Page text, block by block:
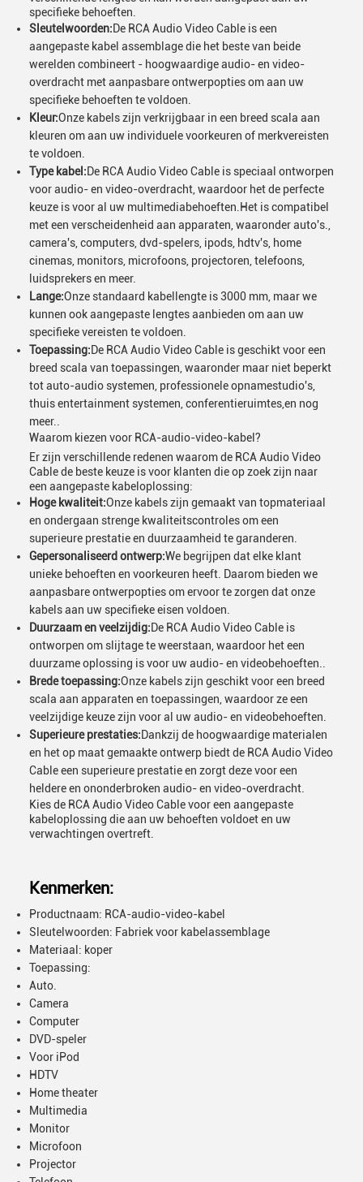
specifieke behoeften.
Sleutelwoorden:De RCA Audio Video Cable is een
aangepaste kabel assemblage die het beste van beide
werelden combineert - hoogwaardige audio- en video-
overdracht met aanpasbare ontwerpopties om aan uw
specifieke behoeften te voldoen.
Kleur:Onze kabels zijn verkrijgbaar in een breed scala aan
kleuren om aan uw individuele voorkeuren of merkvereisten
te voldoen.
Type kabel:De RCA Audio Video Cable is speciaal ontworpen
voor audio- en video-overdracht, waardoor het de perfecte
keuze is voor al uw multimediabehoeften.Het is compatibel
met een verscheidenheid aan apparaten, waaronder auto's.,
camera's, computers, dvd-spelers, ipods, hdtv's, home
cinemas, monitors, microfoons, projectoren, telefoons,
luidsprekers en meer.
Lange:Onze standaard kabellengte is 3000 mm, maar we
kunnen ook aangepaste lengtes aanbieden om aan uw
specifieke vereisten te voldoen.
Toepassing:De RCA Audio Video Cable is geschikt voor een
breed scala van toepassingen, waaronder maar niet beperkt
tot auto-audio systemen, professionele opnamestudio's,
thuis entertainment systemen, conferentieruimtes,en nog
meer..
Waarom kiezen voor RCA-audio-video-kabel?
Er zijn verschillende redenen waarom de RCA Audio Video
Cable de beste keuze is voor klanten die op zoek zijn naar
een aangepaste kabeloplossing:
Hoge kwaliteit:Onze kabels zijn gemaakt van topmateriaal
en ondergaan strenge kwaliteitscontroles om een
superieure prestatie en duurzaamheid te garanderen.
Gepersonaliseerd ontwerp:We begrijpen dat elke klant
unieke behoeften en voorkeuren heeft. Daarom bieden we
aanpasbare ontwerpopties om ervoor te zorgen dat onze
kabels aan uw specifieke eisen voldoen.
Duurzaam en veelzijdig:De RCA Audio Video Cable is
ontworpen om slijtage te weerstaan, waardoor het een
duurzame oplossing is voor uw audio- en videobehoeften..
Brede toepassing:Onze kabels zijn geschikt voor een breed
scala aan apparaten en toepassingen, waardoor ze een
veelzijdige keuze zijn voor al uw audio- en videobehoeften.
Superieure prestaties:Dankzij de hoogwaardige materialen
en het op maat gemaakte ontwerp biedt de RCA Audio Video
Cable een superieure prestatie en zorgt deze voor een
heldere en ononderbroken audio- en video-overdracht.
Kies de RCA Audio Video Cable voor een aangepaste
kabeloplossing die aan uw behoeften voldoet en uw
verwachtingen overtreft.
Kenmerken:
Productnaam: RCA-audio-video-kabel
Sleutelwoorden: Fabriek voor kabelassemblage
Materiaal: koper
Toepassing:
Auto.
Camera
Computer
DVD-speler
Voor iPod
HDTV
Home theater
Multimedia
Monitor
Microfoon
Projector